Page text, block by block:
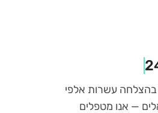
הנפקנו בהצלחה עשרות אלפי
— אנו מטפלים